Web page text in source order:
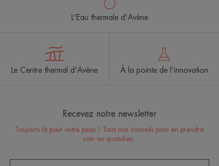
L'Eau thermale d'Avène
Le Centre thermal d'Avène À la pointe de l'innovation
Recevez notre newsletter
Toujours là pour votre peau ! Tous nos conseils pour en prendre
soin au quotidien.